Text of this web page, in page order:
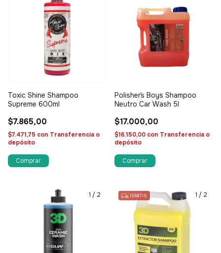
Toxic Shine Shampoo
Supreme 600ml
$7.865,00
$7.471,75 con Transferencia o
depósito
Polisher´s Boys Shampoo
Neutro Car Wash 5l
$17.000,00
$16.150,00 con Transferencia o
depósito
1 / 2 1 / 2
GRATIS